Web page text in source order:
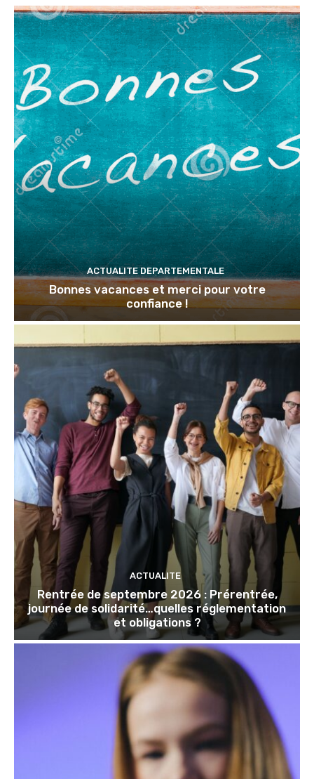
ACTUALITE DEPARTEMENTALE
Bonnes vacances et merci pour votre
confiance !
ACTUALITE
Rentrée de septembre 2026 : Prérentrée,
journée de solidarité…quelles réglementation
et obligations ?